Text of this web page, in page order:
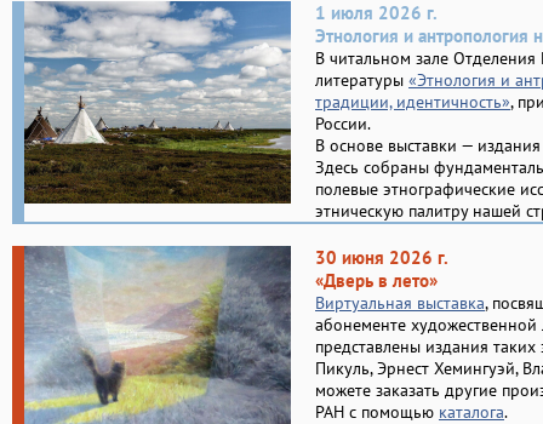
1 июля 2026 г.
Этнология и антропология
В читальном зале
литературы «Этнология и
традиции, идентичность»,
России.
В основе выставки —
Здесь собраны
полевые этнографические
этническую палитру нашей
30 июня 2026 г.
«Дверь в лето»
Виртуальная выставка,
абонементе
представлены издания
Пикуль, Эрнест Хемингуэй,
можете заказать другие
РАН с помощью каталога.